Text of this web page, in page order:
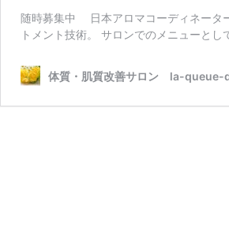
随時募集中 日本アロマコーディネータ
トメント技術。 サロンでのメニューと
体質・肌質改善サロン la-queue-